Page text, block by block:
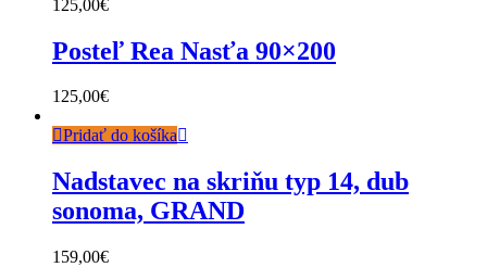
125,00€
Posteľ Rea Nasťa 90×200
125,00€
Pridať do košíka
Nadstavec na skriňu typ 14, dub
sonoma, GRAND
159,00€